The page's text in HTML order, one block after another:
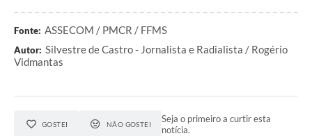
Fonte: ASSECOM / PMCR / FFMS
Autor: Silvestre de Castro - Jornalista e Radialista / Rogério
Vidmantas
GOSTEI NÃO GOSTEI
Seja o primeiro a curtir esta
notícia.